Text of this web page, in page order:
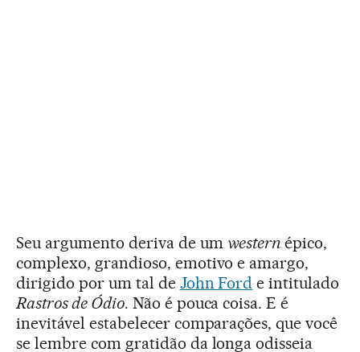
Seu argumento deriva de um western épico,
complexo, grandioso, emotivo e amargo,
dirigido por um tal de John Ford e intitulado
Rastros de Ódio. Não é pouca coisa. E é
inevitável estabelecer comparações, que você
se lembre com gratidão da longa odisseia